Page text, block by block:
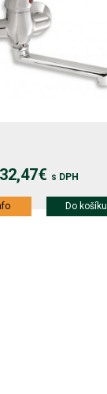
32,47€ s DPH
Do košíku